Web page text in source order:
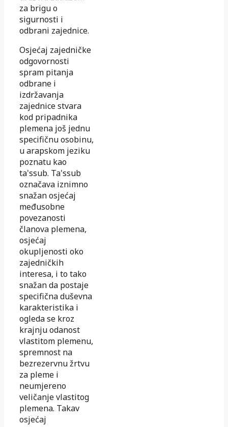
za brigu o
sigurnosti i
odbrani zajednice.
Osjećaj zajedničke
odgovornosti
spram pitanja
odbrane i
izdržavanja
zajednice stvara
kod pripadnika
plemena još jednu
specifičnu osobinu,
u arapskom jeziku
poznatu kao
ta'ssub. Ta'ssub
označava iznimno
snažan osjećaj
međusobne
povezanosti
članova plemena,
osjećaj
okupljenosti oko
zajedničkih
interesa, i to tako
snažan da postaje
specifična duševna
karakteristika i
ogleda se kroz
krajnju odanost
vlastitom plemenu,
spremnost na
bezrezervnu žrtvu
za pleme i
neumjereno
veličanje vlastitog
plemena. Takav
osjećaj